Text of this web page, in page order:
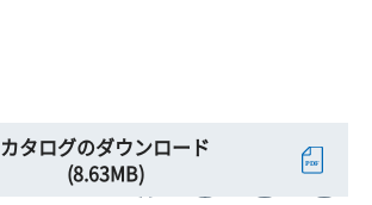
カタログのダウンロード
(8.63MB)